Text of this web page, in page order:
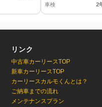
車検 2
リンク
中古車カーリースTOP
新車カーリースTOP
カーリースカルモくんとは？
ご納車までの流れ
メンテナンスプラン